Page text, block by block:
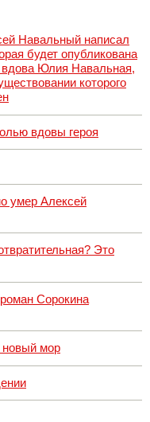
Навальный написал
будет опубликована
вдова Юлия Навальная,
которого
вдовы героя
умер Алексей
Это
Сорокина
новый мор